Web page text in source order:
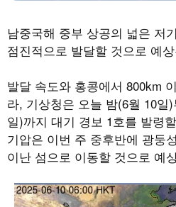
남중국해 중부 상공의 넓은 저
점진적으로 발달할 것으로 예
발달 속도와 홍콩에서 800km
라, 기상청은 오늘 밤(6월 10일)
일)까지 대기 경보 1호를 발령
기압은 이번 주 중후반에 광둥
이난 섬으로 이동할 것으로 예